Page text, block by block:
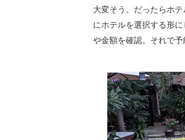
大変そう。だったらホ
にホテルを選択する形
や金額を確認。それで予